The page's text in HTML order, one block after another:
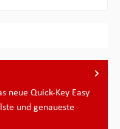
neue Quick-Key Easy
und genaueste